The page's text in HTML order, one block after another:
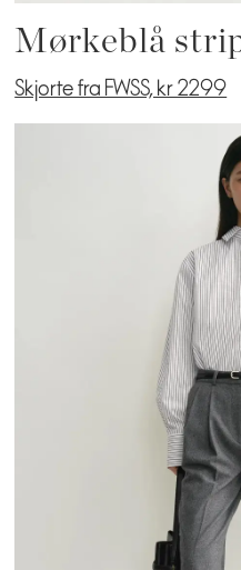
Mørkeblå
Skjorte fra FWSS, kr 2299